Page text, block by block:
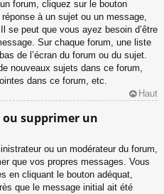
forum, cliquez sur le bouton
à un sujet ou un message,
se peut que vous ayez besoin d’être
Sur chaque forum, une liste
de l’écran du forum ou du sujet.
nouveaux sujets dans ce forum,
dans ce forum, etc.
Haut
supprimer un
ou un modérateur du forum,
que vos propres messages. Vous
en cliquant le bouton adéquat,
que le message initial ait été